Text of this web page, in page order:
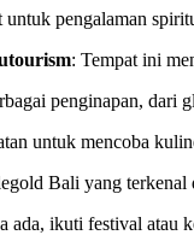
pengalaman
: Tempat ini
penginapan, dari
untuk mencoba
Bali yang
ada, ikuti festival atau